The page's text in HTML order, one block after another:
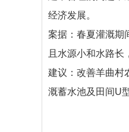
经济发展。
案据：春夏灌溉期
且水源小和水路长
建议：改善羊曲村
溉蓄水池及田间U